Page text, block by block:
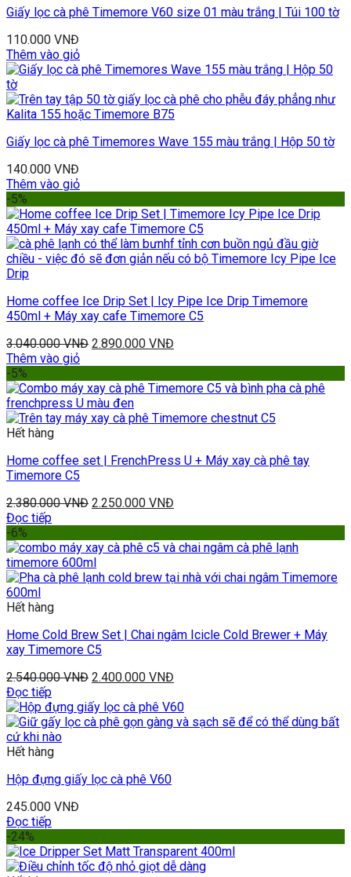
Giấy lọc cà phê Timemore V60 size 01 màu trắng | Túi 100 tờ
110.000 VNĐ
Thêm vào giỏ
Giấy lọc cà phê Timemores Wave 155 màu trắng | Hộp 50 tờ
140.000 VNĐ
Thêm vào giỏ
-5%
Home coffee Ice Drip Set | Icy Pipe Ice Drip Timemore
450ml + Máy xay cafe Timemore C5
3.040.000VNĐ 2.890.000 VNĐ
Thêm vào giỏ
-5%
Hết hàng
Home coffee set | FrenchPress U + Máy xay cà phê tay
Timemore C5
2.380.000VNĐ 2.250.000 VNĐ
Đọc tiếp
-6%
Hết hàng
Home Cold Brew Set | Chai ngâm Icicle Cold Brewer + Máy
xay Timemore C5
2.540.000VNĐ 2.400.000 VNĐ
Đọc tiếp
Hết hàng
Hộp đựng giấy lọc cà phê V60
245.000 VNĐ
Đọc tiếp
-24%